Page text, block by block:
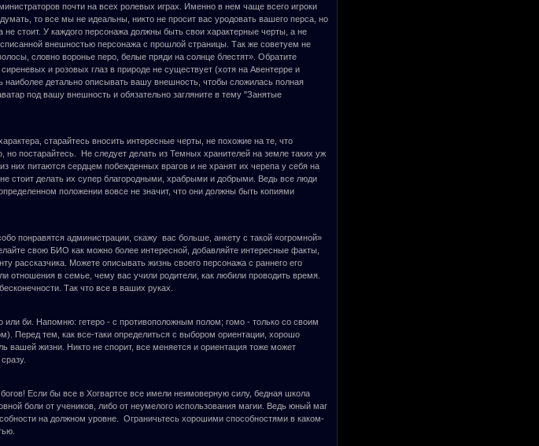
почти на всех ролевых играх. Именно в нем чаще всего игроки
то все мы не идеальны, никто не просит вас уродовать вашего перса, но
стоит. У каждого персонажа должны быть свои характерные черты, а не
внешностью персонажа с прошлой страницы. Так же советуем не
словно воронье перо, белые пряди на солнце блестят». Обратите
и розовых глаз в природе не существует (хотя на Авентерре и
детально описывать вашу внешность, чтобы сложилась полная
под вашу внешность и обязательно загляните в тему "Занятые
старайтесь вносить интересные черты, не похожие на те, что
постарайтесь. Не следует делать из Темных хранителей на земле таких уж
них питаются сердцем побежденных врагов и не хранят их черепа у себя на
стоит делать их супер благородными, храбрыми и добрыми. Ведь все люди
положении вовсе не значит, что они должны быть копиями
понравятся администрации, скажу вас больше, анкету с такой «огромной»
свою БИО как можно более интересной, добавляйте интересные факты,
рассказчика. Можете описывать жизнь своего персонажа с раннего его
отношения в семье, чему вас учили родители, как любили проводить время.
Так что все в ваших руках.
или би. Напомню: гетеро - с противоположным полом; гомо - только со своим
Перед тем, как все-таки определиться с выбором ориентации, хорошо
вашей жизни. Никто не спорит, все меняется и ориентация тоже может
Если бы все в Хогвартсе все имели неимоверную силу, бедная школа
боли от учеников, либо от неумелого использования магии. Ведь юный маг
на должном уровне. Ограничьтесь хорошими способностями в каком-